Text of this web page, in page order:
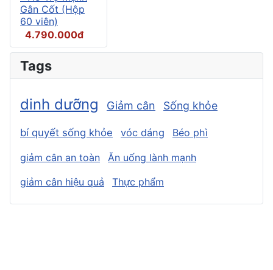
Gân Cốt (Hộp
60 viên)
4.790.000đ
Tags
dinh dưỡng Giảm cân Sống khỏe
bí quyết sống khỏe vóc dáng Béo phì
giảm cân an toàn
Ăn uống lành mạnh
giảm cân hiệu quả
Thực phẩm